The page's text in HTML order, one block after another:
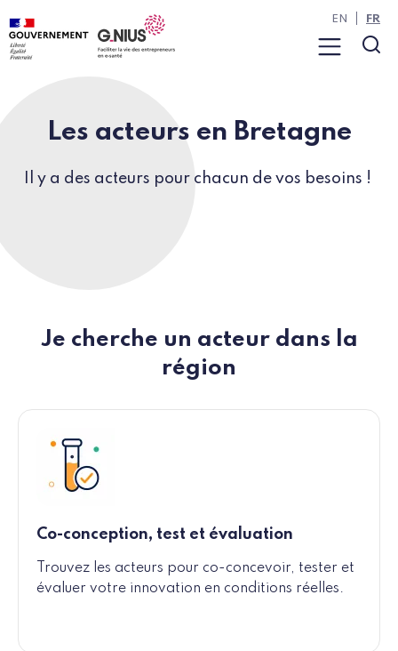
Panneau de gestion des cookies
Aller au contenu
Aller à la navigation
Menu
EN FR
Les acteurs en Bretagne
Il y a des acteurs pour chacun de vos besoins !
Je cherche un acteur dans la
région
Co-conception, test et évaluation
Trouvez les acteurs pour co-concevoir, tester et
évaluer votre innovation en conditions réelles.